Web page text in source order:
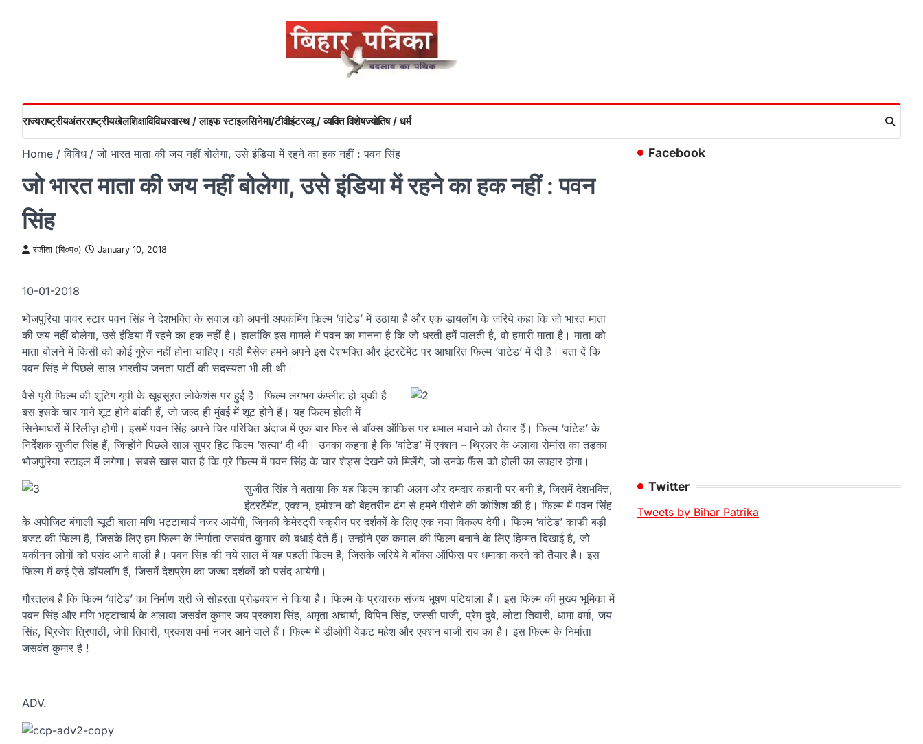
राज्यराष्ट्रीयअंतरराष्ट्रीयखेलशिक्षाविविधस्वास्थ / लाइफ स्टाइलसिनेमा/टीवीइंटरव्यू / व्यक्ति विशेषज्योतिष / धर्म
Home विविध जो भारत माता की जय नहीं बोलेगा, उसे इंडिया में रहने का हक नहीं : पवन सिंह
जो भारत माता की जय नहीं बोलेगा, उसे इंडिया में रहने का हक नहीं : पवन
सिंह
रंजीता (बि०प०) January 10, 2018
10-01-2018
भोजपुरिया पावर स्‍टार पवन सिंह ने देशभक्ति के सवाल को अपनी अपकमिंग फिल्‍म ‘वांटेड’ में उठाया है और एक डायलॉग के जरिये कहा कि जो भारत माता
की जय नहीं बोलेगा, उसे इंडिया में रहने का हक नहीं है। हालांकि इस मामले में पवन का मानना है कि जो धरती हमें पालती है, वो हमारी माता है। माता को
माता बोलने में किसी को कोई गुरेज नहीं होना चाहिए। यही मैसेज हमने अपने इस देशभक्ति और इंटरटेंमेंट पर आधारित फिल्‍म ‘वांटेड’ में दी है। बता दें‍ कि
पवन सिंह ने पिछले साल भारतीय जनता पार्टी की सदस्‍यता भी ली थी।
वैसे पूरी फिल्‍म की शूटिंग यूपी के खूबसूरत लोकेशंस पर हुई है। फिल्‍म लगभग कंप्‍लीट हो चुकी है।
बस इसके चार गाने शूट होने बांकी हैं, जो जल्‍द ही मुंबई में शूट होने हैं। यह फिल्‍म होली में
सिनेमाघरों में रिलीज़ होगी। इसमें पवन सिंह अपने चिर परिचित अंदाज में एक बार फिर से बॉक्‍स ऑफिस पर धमाल मचाने को तैयार हैं। फिल्‍म ‘वांटेड’ के
निर्देशक सुजीत सिंह हैं, जिन्‍होंने पिछले साल सुपर हिट फिल्‍म ‘सत्‍या‘ दी थी। उनका कहना है कि ‘वांटेड’ में एक्‍शन – थ्रिलर के अलावा रोमांस का तड़का
भोजपुरिया स्‍टाइल में लगेगा। सबसे खास बात है कि पूरे फिल्‍म में पवन सिंह के चार शेड्स देखने को मिलेंगे, जो उनके फैंस को होली का उपहार होगा।
सुजीत सिंह ने बताया कि यह फिल्‍म काफी अलग और दमदार कहानी पर बनी है, जिसमें देशभक्ति,
इंटरटेंमेंट, एक्‍शन, इमोशन को बेहतरीन ढंग से हमने पीरोने की कोशिश की है। फिल्‍म में पवन सिंह
के अपोजिट बंगाली ब्‍यूटी बाला मणि भट्टाचार्य नजर आयेंगी, जिनकी केमेस्‍ट्री स्‍क्रीन पर दर्शकों के लिए एक नया विकल्‍प देगी। फिल्‍म ‘वांटेड’ काफी बड़ी
बजट की फिल्‍म है, जिसके लिए हम फिल्‍म के निर्माता जसवंत कुमार को बधाई देते हैं। उन्‍होंने एक कमाल की फिल्‍म बनाने के लिए हिम्‍मत दिखाई है, जो
यकीनन लोगों को पसंद आने वाली है। पवन सिंह की नये साल में यह पहली फिल्‍म है, जिसके जरिये वे बॉक्‍स ऑफिस पर धमाका करने को तैयार हैं। इस
फिल्‍म में कई ऐसे डॉयलॉग हैं, जिसमें देशप्रेम का जज्‍बा दर्शकों को पसंद आयेगी।
गौरतलब है कि फिल्‍म ‘वांटेड’ का निर्माण श्री जे सोहरता प्रोडक्‍शन ने किया है। फिल्‍म के प्रचारक संजय भूषण पटियाला हैं। इस फिल्‍म की मुख्‍य भूमिका में
पवन सिंह और मणि भट्टाचार्य के अलावा जसवंत कुमार जय प्रकाश सिंह, अमृता अचार्या, विपिन सिंह, जस्‍सी पाजी, प्रेम दुबे, लोटा तिवारी, धामा वर्मा, जय
सिंह, ब्रिजेश त्रिपाठी, जेपी तिवारी, प्रकाश वर्मा नजर आने वाले हैं। फिल्‍म में डीओपी वेंकट महेश और एक्‍शन बाजी राव का है। इस फिल्म के निर्माता
जसवंत कुमार है !
ADV.
Facebook
Twitter
Tweets by Bihar Patrika